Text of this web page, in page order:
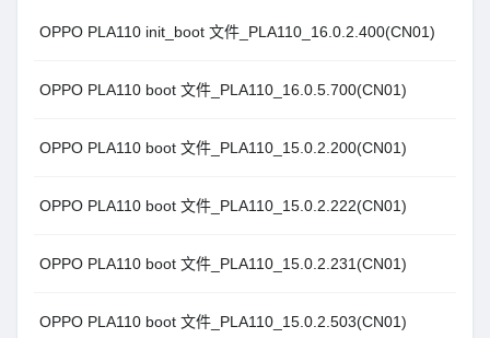
OPPO PLA110 init_boot 文件_PLA110_16.0.2.400(CN01)
OPPO PLA110 boot 文件_PLA110_16.0.5.700(CN01)
OPPO PLA110 boot 文件_PLA110_15.0.2.200(CN01)
OPPO PLA110 boot 文件_PLA110_15.0.2.222(CN01)
OPPO PLA110 boot 文件_PLA110_15.0.2.231(CN01)
OPPO PLA110 boot 文件_PLA110_15.0.2.503(CN01)